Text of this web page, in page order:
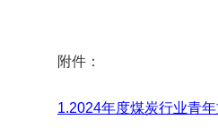
附件：
1.2024年度煤炭行业青